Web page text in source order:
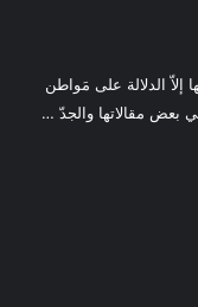
إلاّ الدلالة على مَواطن
بعض مقالاتها والجدّ …